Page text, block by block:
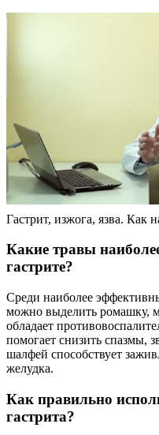
Гастрит, изжога, язва. Как
Какие травы
гастрите?
Среди наиболее
можно выделить ромашку,
обладает
помогает снизить спазмы,
шалфей способствует
желудка.
Как правильно
гастрита?